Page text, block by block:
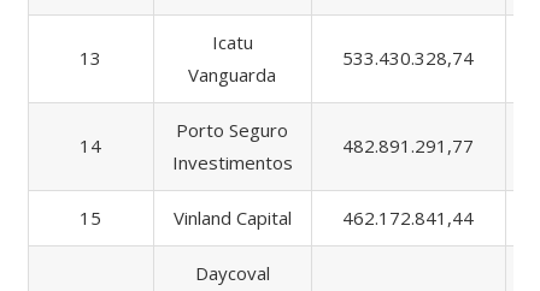
13
Icatu
Vanguarda
533.430.328,74
14
Porto Seguro
Investimentos
482.891.291,77
15 Vinland Capital 462.172.841,44
Daycoval